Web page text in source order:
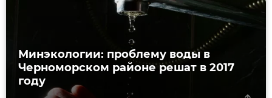
Минэкологии: проблему воды в
Черноморском районе решат в 2017
году